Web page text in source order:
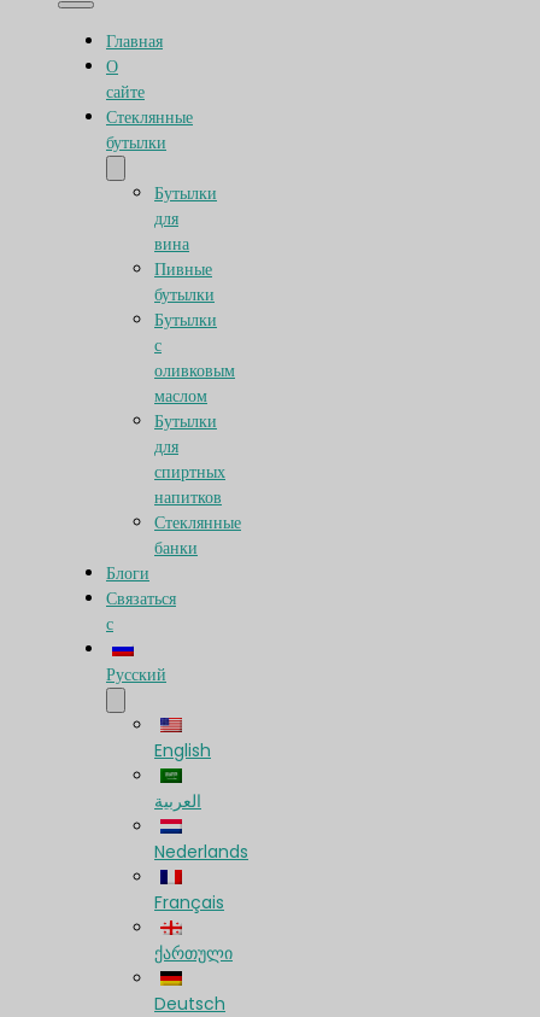
Главная
О
сайте
Стеклянные
бутылки
Бутылки
для
вина
Пивные
бутылки
Бутылки
с
оливковым
маслом
Бутылки
для
спиртных
напитков
Стеклянные
банки
Блоги
Связаться
с
Русский
English
العربية
Nederlands
Français
ქართული
Deutsch